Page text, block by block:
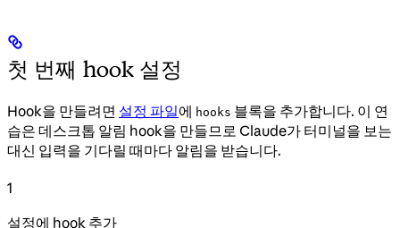
첫 번째 hook 설정
Hook을 만들려면 설정 파일에 hooks 블록을 추가합니다. 이 연
습은 데스크톱 알림 hook을 만들므로 Claude가 터미널을 보는
대신 입력을 기다릴 때마다 알림을 받습니다.
1
설정에 hook 추가